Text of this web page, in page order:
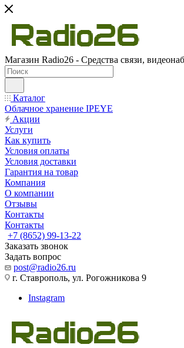
Магазин Radio26 - Средства связи,
Каталог
Облачное хранение IPEYE
Акции
Услуги
Как купить
Условия оплаты
Условия доставки
Гарантия на товар
Компания
О компании
Отзывы
Контакты
Контакты
+7 (8652) 99-13-22
Заказать звонок
Задать вопрос
post@radio26.ru
г. Ставрополь, ул. Рогожникова 9
Instagram